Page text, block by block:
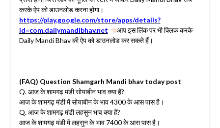
करके ऐप को डाउनलोड करना होगा।
https://play.google.com/store/apps/details?
id=com.dailymandibhav.net
आप इस लिंक पर भी क्लिक करके
Daily Mandi Bhav की ऐप को डाउनलोड कर सकते हैं।
(FAQ) Question Shamgarh Mandi bhav today post
Q. आज के शामगढ़ मंडी सोयाबीन भाव क्या हैं?
आज के शामगढ़ मंडी में सोयाबीन के भाव 4300 के आस पास है।
Q. आज के शामगढ़ मंडी लहसुन भाव क्या हैं?
आज के शामगढ़ मंडी में लहसुन के भाव 7400 के आस पास है।